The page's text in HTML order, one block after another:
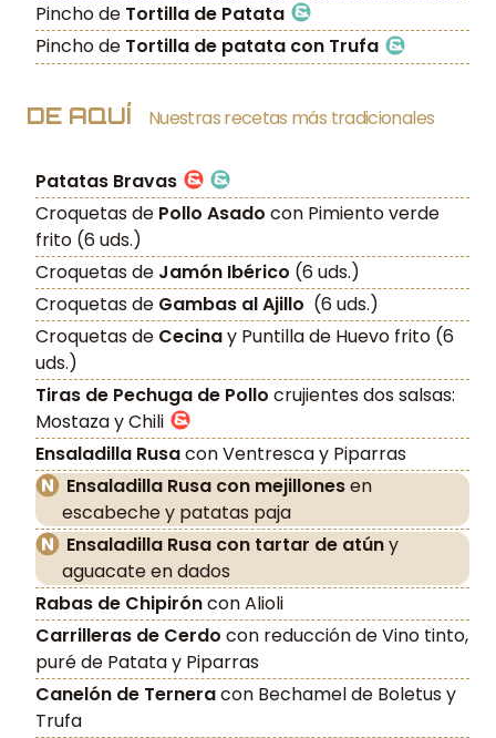
Pincho de Tortilla de Patata
Pincho de Tortilla de patata con Trufa
DE AQUÍ Nuestras recetas más tradicionales
Patatas Bravas
Croquetas de Pollo Asado con Pimiento verde
frito (6 uds.)
Croquetas de Jamón Ibérico (6 uds.)
Croquetas de Gambas al Ajillo (6 uds.)
Croquetas de Cecinay Puntilla de Huevo frito (6
uds.)
Tiras de Pechuga de Pollo crujientes dos salsas:
Mostaza y Chili
Ensaladilla Rusacon Ventresca y Piparras
Ensaladilla Rusa con mejillonesen
escabeche y patatas paja
Ensaladilla Rusa con tartar de atúny
aguacate en dados
Rabas de Chipiróncon Alioli
Carrilleras de Cerdo con reducción de Vino tinto,
puré de Patata y Piparras
Canelón de Terneracon Bechamel de Boletus y
Trufa